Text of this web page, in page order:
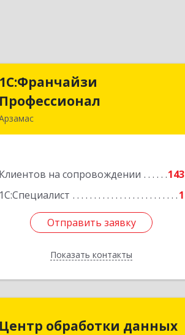
1С:Франчайзи
Профессионал
Клиентов на сопровождении
143
1С:Специалист
1
Отправить заявку
Показать контакты
1С:Франчайзи
Профессионал
Подробнее
Отправить заявку
Назад
Центр обработки данных
Центр обработки данных